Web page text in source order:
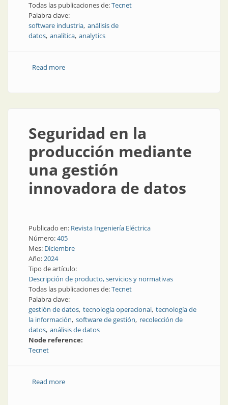
Todas las publicaciones de:Tecnet
Palabra clave:
software industria análisis de
datos analítica analytics
Read moreabout Analítica industrial para la ingeniería de
Seguridad en la
producción mediante
una gestión
innovadora de datos
Publicado en: Revista Ingeniería Eléctrica
Número:405
Mes: Diciembre
Año:2024
Tipo de artículo:
Descripción de producto, servicios y normativas
Todas las publicaciones de:Tecnet
Palabra clave:
gestión de datos tecnología operacional tecnología de
la información software de gestión recolección de
datos análisis de datos
Node reference:
Tecnet
Read moreabout Seguridad en la producción mediante una